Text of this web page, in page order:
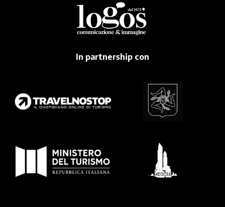
In partnership con